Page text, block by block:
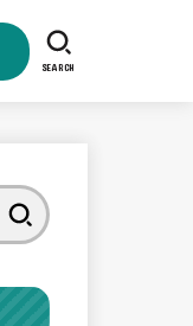
SEARCH